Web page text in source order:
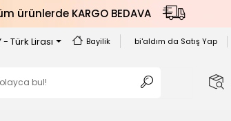
ürünlerde KARGO BEDAVA
- Türk Lirası Bayilik bi'aldım da Satış Yap